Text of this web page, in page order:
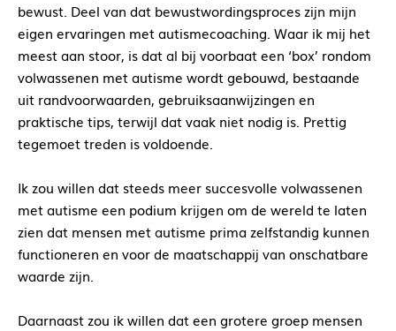
bewust. Deel van dat bewustwordingsproces zijn mijn
eigen ervaringen met autismecoaching. Waar ik mij het
meest aan stoor, is dat al bij voorbaat een ‘box’ rondom
volwassenen met autisme wordt gebouwd, bestaande
uit randvoorwaarden, gebruiksaanwijzingen en
praktische tips, terwijl dat vaak niet nodig is. Prettig
tegemoet treden is voldoende.
Ik zou willen dat steeds meer succesvolle volwassenen
met autisme een podium krijgen om de wereld te laten
zien dat mensen met autisme prima zelfstandig kunnen
functioneren en voor de maatschappij van onschatbare
waarde zijn.
Daarnaast zou ik willen dat een grotere groep mensen